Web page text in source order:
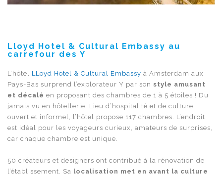
Lloyd Hotel & Cultural Embassy au
carrefour des Y
L’hôtel LLoyd Hotel & Cultural Embassy à Amsterdam aux
Pays-Bas surprend l’explorateur Y par son style amusant
et décalé en proposant des chambres de 1 à 5 étoiles ! Du
jamais vu en hôtellerie. Lieu d’hospitalité et de culture,
ouvert et informel, l’hôtel propose 117 chambres. L’endroit
est idéal pour les voyageurs curieux, amateurs de surprises,
car chaque chambre est unique.
50 créateurs et designers ont contribué à la rénovation de
l’établissement. Sa localisation met en avant la culture